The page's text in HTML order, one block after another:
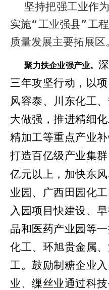
坚持把强工业作
实施“工业强县”工
质量发展主要拓展区
聚力扶企业强产业。
三年攻坚行动，以
风容泰、川东化工
大做强，推进精细化
精加工等重点产业
打造百亿级产业集
亿元以上， 加快东风
业园、
广西田园化
入园项目快建设、
品和医药产业园等
化工、环旭贵金属
工。 鼓励制糖企业
业、缫丝业通过科